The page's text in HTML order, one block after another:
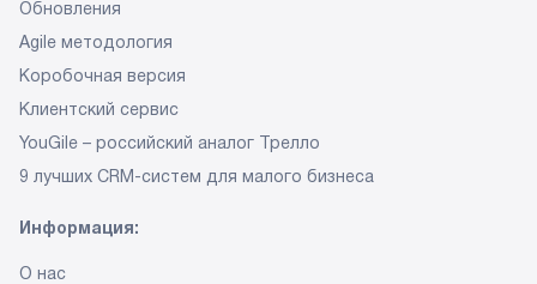
Обновления
Agile методология
Коробочная версия
Клиентский сервис
YouGile – российский аналог Трелло
9 лучших CRM-систем для малого бизнеса
Информация:
О нас